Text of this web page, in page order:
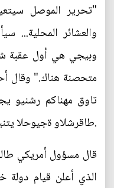
"تحرير الموصل
والعشائر المحلية...
وبيجي هي أول عقبة
بسحب مقاتليه
جديدة قادمة من
قال مسؤول أمريكي
الذي أعلن قيام دولة